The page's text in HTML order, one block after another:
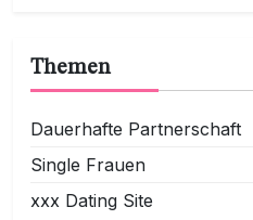
Themen
Dauerhafte Partnerschaft
Single Frauen
xxx Dating Site